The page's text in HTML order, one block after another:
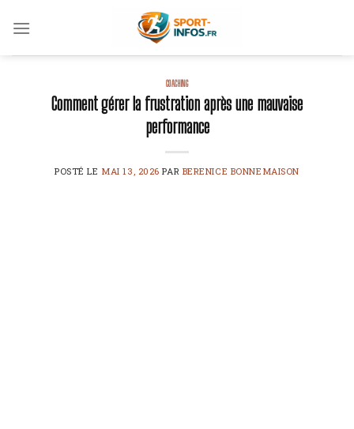
COACHING
Comment gérer la frustration après une mauvaise
performance
POSTÉ LE MAI 13, 2026 PAR BERENICE BONNEMAISON